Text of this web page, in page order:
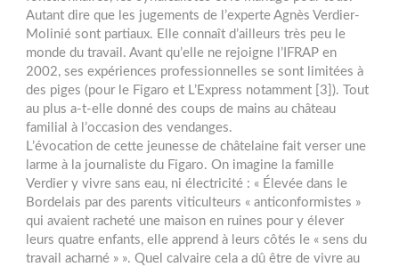
Autant dire que les jugements de l’experte Agnès Verdier-
Molinié sont partiaux. Elle connaît d’ailleurs très peu le
monde du travail. Avant qu’elle ne rejoigne l’IFRAP en
2002, ses expériences professionnelles se sont limitées à
des piges (pour le Figaro et L’Express notamment [3]). Tout
au plus a-t-elle donné des coups de mains au château
familial à l’occasion des vendanges.
L’évocation de cette jeunesse de châtelaine fait verser une
larme à la journaliste du Figaro. On imagine la famille
Verdier y vivre sans eau, ni électricité : « Élevée dans le
Bordelais par des parents viticulteurs « anticonformistes »
qui avaient racheté une maison en ruines pour y élever
leurs quatre enfants, elle apprend à leurs côtés le « sens du
travail acharné » ». Quel calvaire cela a dû être de vivre au